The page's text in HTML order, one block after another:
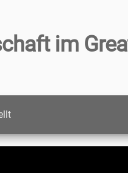
im